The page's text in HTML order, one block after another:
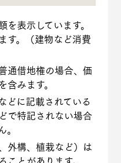
表示しています。
す。（建物など消費
通借地権の場合、価
みます。
どに記載されている
で特記されない場合
外構、植栽など）は